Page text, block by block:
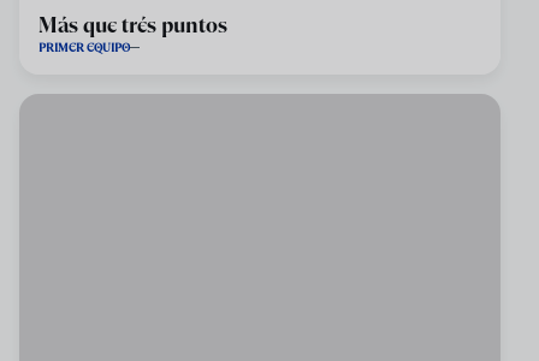
Más que trés puntos
PRIMER EQUIPO